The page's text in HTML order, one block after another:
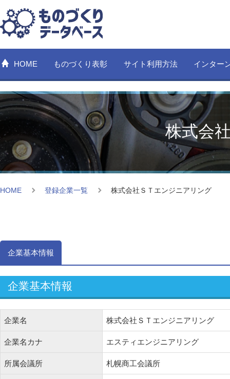
HOME ものづくり表彰 サイト利用方法 インター
株式会
HOME 登録企業一覧 株式会社ＳＴエンジニアリング
企業基本情報
企業基本情報
企業名 株式会社ＳＴエンジニアリング
企業名カナ エスティエンジニアリング
所属会議所 札幌商工会議所